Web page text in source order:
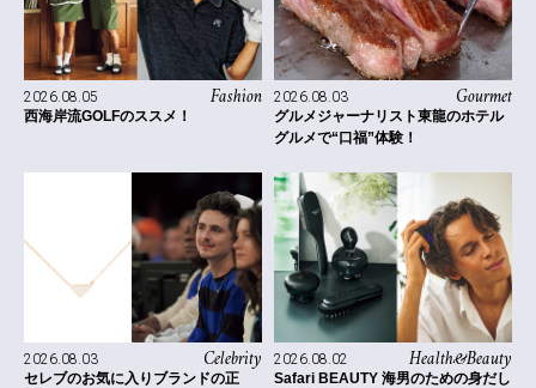
Fashion
2026.08.05
西海岸流GOLFのススメ！
Gourmet
2026.08.03
グルメジャーナリスト東龍のホテル
グルメで“口福”体験！
Celebrity
2026.08.03
セレブのお気に入りブランドの正
Health&Beauty
2026.08.02
Safari BEAUTY 海男のための身だし